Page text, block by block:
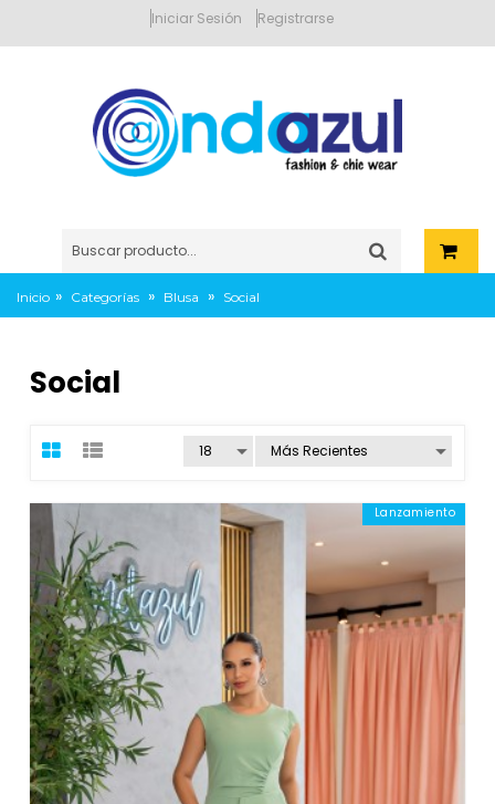
Iniciar Sesión Registrarse
Inicio » Categorías » Blusa » Social
Social
Lanzamiento